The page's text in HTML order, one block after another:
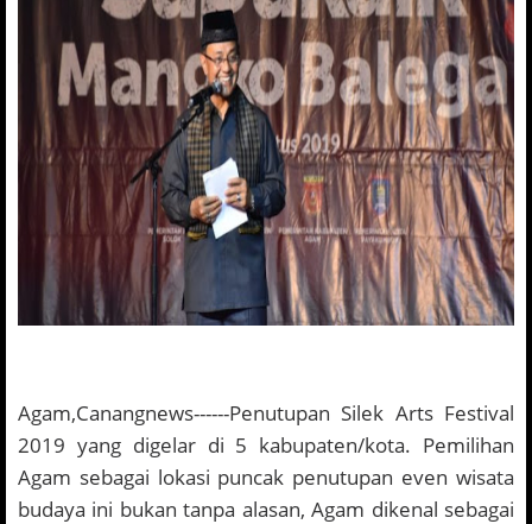
Agam,Canangnews------Penutupan Silek Arts Festival
2019 yang digelar di 5 kabupaten/kota. Pemilihan
Agam sebagai lokasi puncak penutupan even wisata
budaya ini bukan tanpa alasan, Agam dikenal sebagai